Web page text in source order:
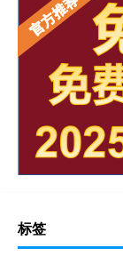
标签